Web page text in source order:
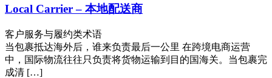
Local Carrier – 本地配送商
客户服务与履约类术语
当包裹抵达海外后，谁来负责最后一公里 在跨境电商运营
中，国际物流往往只负责将货物运输到目的国海关。当包裹完
成清 […]